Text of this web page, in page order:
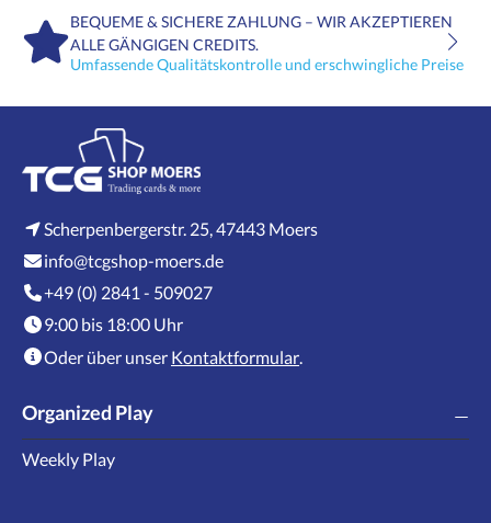
BEQUEME & SICHERE ZAHLUNG – WIR AKZEPTIEREN
ALLE GÄNGIGEN CREDITS.
Umfassende Qualitätskontrolle und erschwingliche Preise
Scherpenbergerstr. 25, 47443 Moers
info@tcgshop-moers.de
+49 (0) 2841 - 509027
9:00 bis 18:00 Uhr
Oder über unser Kontaktformular
Organized Play
Weekly Play